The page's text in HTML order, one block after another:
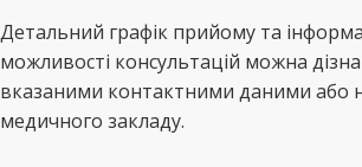
Детальний графік прийому та
можливості консультацій можна
вказаними контактними даними або
медичного закладу.